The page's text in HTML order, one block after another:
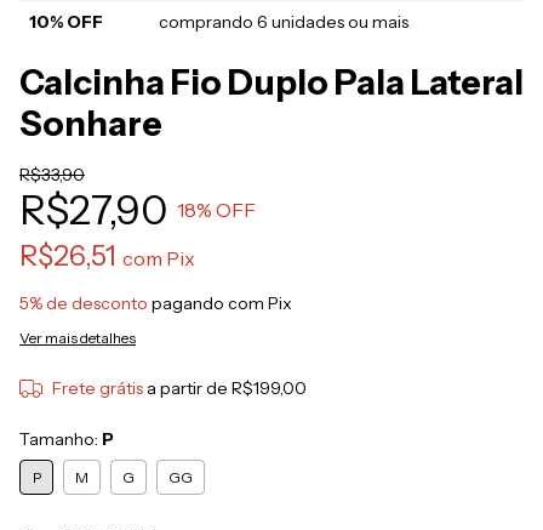
10% OFF
comprando 6 unidades ou mais
Calcinha Fio Duplo Pala Lateral
Sonhare
R$33,90
R$27,90 18% OFF
R$26,51 com Pix
5% de desconto pagando com Pix
Ver mais detalhes
Frete grátis a partir de R$199,00
Tamanho: P
P M G GG